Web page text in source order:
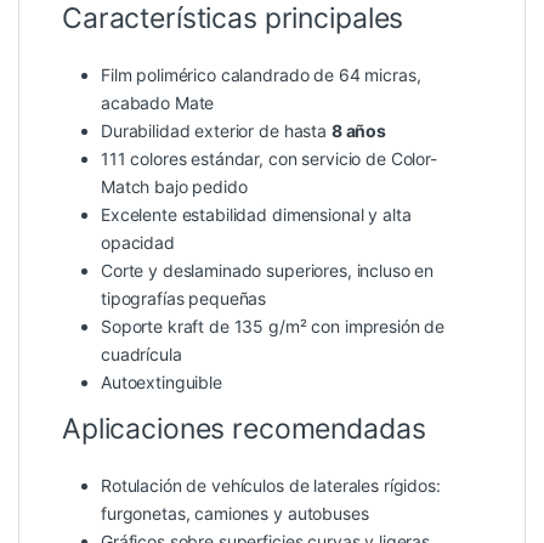
Características principales
Film polimérico calandrado de 64 micras,
acabado Mate
Durabilidad exterior de hasta 8 años
111 colores estándar, con servicio de Color-
Match bajo pedido
Excelente estabilidad dimensional y alta
opacidad
Corte y deslaminado superiores, incluso en
tipografías pequeñas
Soporte kraft de 135 g/m² con impresión de
cuadrícula
Autoextinguible
Aplicaciones recomendadas
Rotulación de vehículos de laterales rígidos:
furgonetas, camiones y autobuses